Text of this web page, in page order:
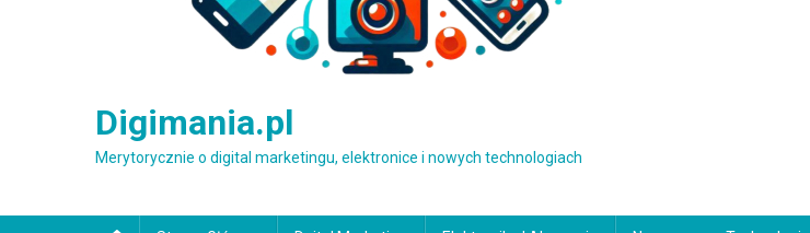
Digimania.pl
Merytorycznie o digital marketingu, elektronice i nowych technologiach